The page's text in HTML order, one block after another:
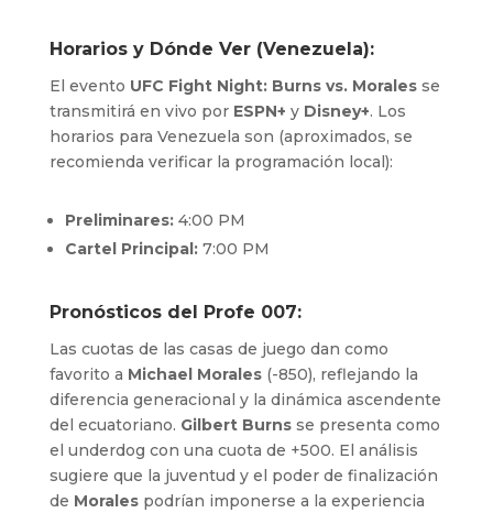
Horarios y Dónde Ver (Venezuela):
El evento UFC Fight Night: Burns vs. Moralesse
transmitirá en vivo por ESPN+ y Disney+. Los
horarios para Venezuela son (aproximados, se
recomienda verificar la programación local):
Preliminares:4:00 PM
Cartel Principal:7:00 PM
Pronósticos del Profe 007:
Las cuotas de las casas de juego dan como
favorito a Michael Morales(-850), reflejando la
diferencia generacional y la dinámica ascendente
del ecuatoriano. Gilbert Burnsse presenta como
el underdog con una cuota de +500. El análisis
sugiere que la juventud y el poder de finalización
de Moralespodrían imponerse a la experiencia